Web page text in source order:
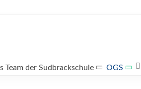
Team der Sudbrackschule OGS